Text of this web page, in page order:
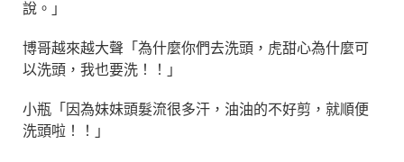
說。」
博哥越來越大聲「為什麼你們去洗頭，虎甜心為什麼可
以洗頭，我也要洗！！」
小瓶「因為妹妹頭髮流很多汗，油油的不好剪，就順便
洗頭啦！！」